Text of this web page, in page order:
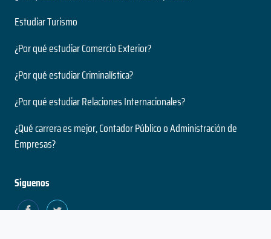
Estudiar Turismo
¿Por qué estudiar Comercio Exterior?
¿Por qué estudiar Criminalística?
¿Por qué estudiar Relaciones Internacionales?
¿Qué carrera es mejor, Contador Público o Administración de
Empresas?
Siguenos